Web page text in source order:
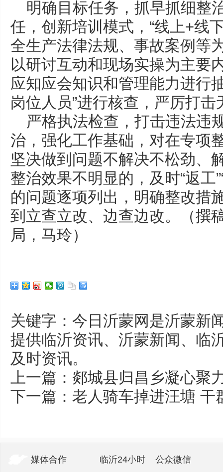
明确目标任务，抓早抓细整
任，创新培训模式，“线上+线
全生产法律法规、事故案例等
以研讨互动和现场实操为主要
应知应会知识和管理能力进行
岗位人员”进行核查，严厉打
严格执法检查，打击违法违
治，强化工作基础，对在专项
坚决做到问题不解决不松劲、
整治效果不明显的，及时“返工
的问题逐项列出，明确整改措
到立查立改、边查边改。（撰
局，马玲）
关键字：今日沂蒙网是沂蒙新
提供临沂资讯、沂蒙新闻、临
及时资讯。
上一篇： 郯城县归昌乡凝心聚
下一篇： 老人骑车掉进汪塘 干
媒体合作 临沂24小时 公众微信